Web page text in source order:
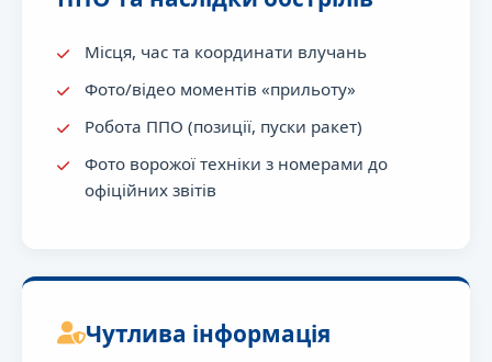
Місця, час та координати влучань
Фото/відео моментів «прильоту»
Робота ППО (позиції, пуски ракет)
Фото ворожої техніки з номерами до
офіційних звітів
Чутлива інформація